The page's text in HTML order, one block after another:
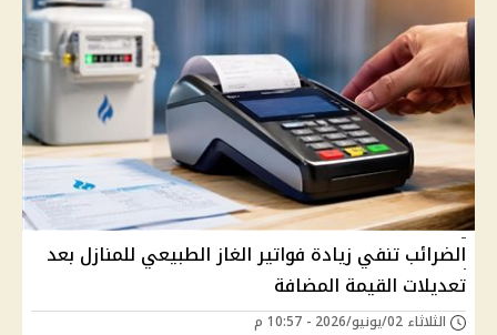
الضرائب تنفي زيادة فواتير الغاز الطبيعي للمنازل بعد
تعديلات القيمة المضافة
الثلاثاء 02/يونيو/2026 - 10:57 م